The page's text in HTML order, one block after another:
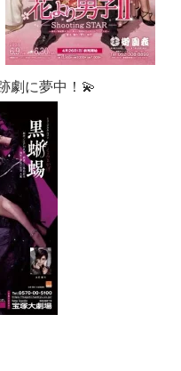
劇に夢中！💫